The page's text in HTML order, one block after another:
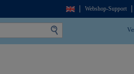
Webshop-Support